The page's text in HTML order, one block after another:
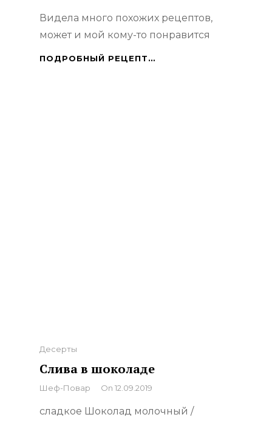
Видела много похожих рецептов,
может и мой кому-то понравится
ПОДРОБНЫЙ РЕЦЕПТ…
Categories
Десерты
Слива в шоколаде
By
Шеф-Повар On 12.09.2019
сладкое Шоколад молочный /